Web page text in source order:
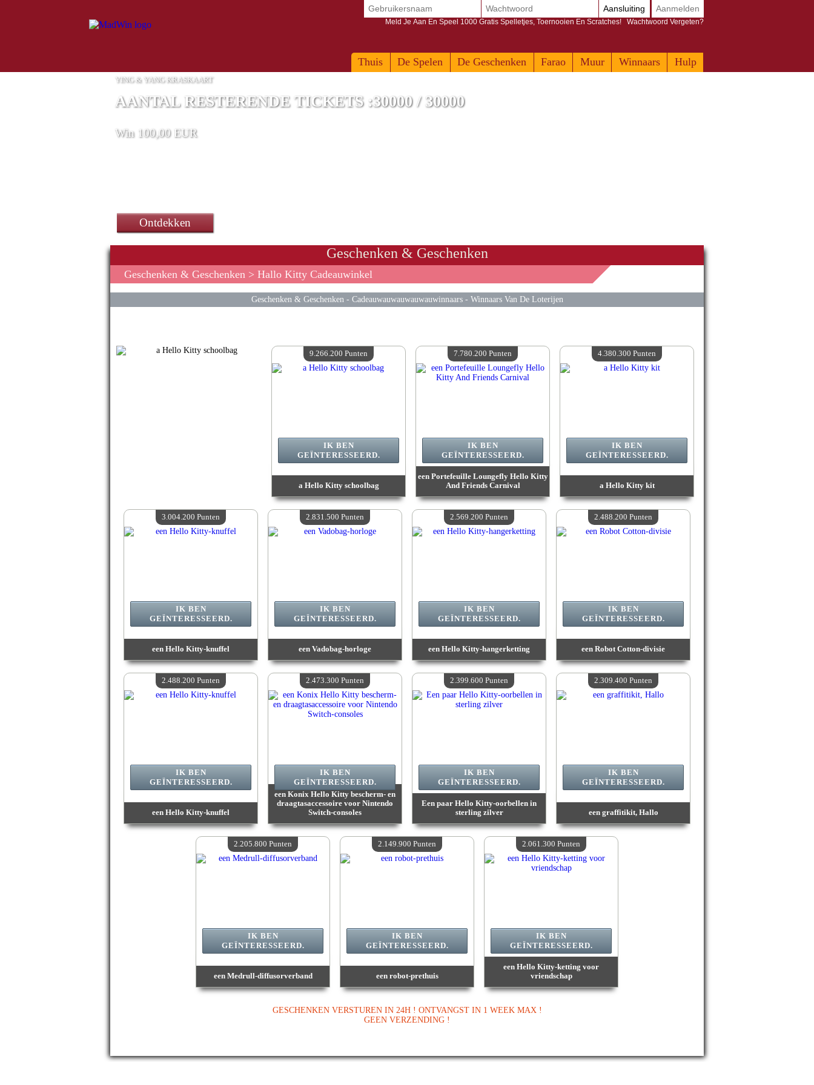
Thuis De Spelen De Geschenken Farao Muur Winnaars Hulp
Aansluiting Aanmelden
Meld Je Aan En Speel 1000 Gratis Spelletjes, Toernooien En Scratches! Wachtwoord Vergeten?
YING & YANG KRASKAART
AANTAL RESTERENDE TICKETS :30000 / 30000
Win 100,00 EUR
Ontdekken
Geschenken & Geschenken
Geschenken & Geschenken > Hallo Kitty Cadeauwinkel
Geschenken & Geschenken - Cadeauwauwauwauwauwinnaars- Winnaars Van De Loterijen
a Hello Kitty schoolbag
Waarde :9 266 200 Gekke punten
Beschikbare hoeveelheid :4
IK BEN
GEÏNTERESSEERD.
9.266.200 Punten
een Portefeuille Loungefly Hello Kitty
And Friends Carnival
Waarde :7 780 200 Gekke punten
Beschikbare hoeveelheid :4
IK BEN
GEÏNTERESSEERD.
7.780.200 Punten
a Hello Kitty kit
Waarde :4 380 300 Gekke punten
Beschikbare hoeveelheid :4
IK BEN
GEÏNTERESSEERD.
4.380.300 Punten
een Hello Kitty-knuffel
Waarde :3 004 200 Gekke punten
Beschikbare hoeveelheid :4
IK BEN
GEÏNTERESSEERD.
3.004.200 Punten
een Vadobag-horloge
Waarde :2 831 500 Gekke punten
Beschikbare hoeveelheid :4
IK BEN
GEÏNTERESSEERD.
2.831.500 Punten
een Hello Kitty-hangerketting
Waarde :2 569 200 Gekke punten
Beschikbare hoeveelheid :4
IK BEN
GEÏNTERESSEERD.
2.569.200 Punten
een Robot Cotton-divisie
Waarde :2 488 200 Gekke punten
Beschikbare hoeveelheid :4
IK BEN
GEÏNTERESSEERD.
2.488.200 Punten
een Hello Kitty-knuffel
Waarde :2 488 200 Gekke punten
Beschikbare hoeveelheid :4
IK BEN
GEÏNTERESSEERD.
2.488.200 Punten
een Konix Hello Kitty bescherm- en
draagtasaccessoire voor Nintendo
Switch-consoles
Waarde :2 473 300 Gekke punten
Beschikbare hoeveelheid :4
IK BEN
GEÏNTERESSEERD.
2.473.300 Punten
Een paar Hello Kitty-oorbellen in
sterling zilver
Waarde :2 399 600 Gekke punten
Beschikbare hoeveelheid :4
IK BEN
GEÏNTERESSEERD.
2.399.600 Punten
een graffitikit, Hallo
Waarde :2 309 400 Gekke punten
Beschikbare hoeveelheid :
IK BEN
GEÏNTERESSEERD.
2.309.400 Punten
een Medrull-diffusorverband
Waarde :2 205 800 Gekke punten
IK BEN
GEÏNTERESSEERD.
2.205.800 Punten
een robot-prethuis
Waarde :2 149 900 Gekke punten
IK BEN
GEÏNTERESSEERD.
2.149.900 Punten
een Hello Kitty-ketting voor
vriendschap
Waarde :2 061 300 Gekke punten
IK BEN
GEÏNTERESSEERD.
2.061.300 Punten
GESCHENKEN VERSTUREN IN 24H ! ONTVANGST IN 1 WEEK MAX !
GEEN VERZENDING !